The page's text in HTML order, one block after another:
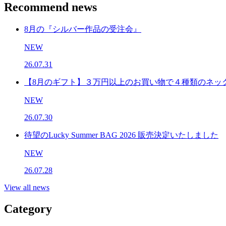
Recommend news
8月の『シルバー作品の受注会』
NEW
26.07.31
【8月のギフト】３万円以上のお買い物で４種類のネ
NEW
26.07.30
待望のLucky Summer BAG 2026 販売決定いたしました
NEW
26.07.28
View all news
Category